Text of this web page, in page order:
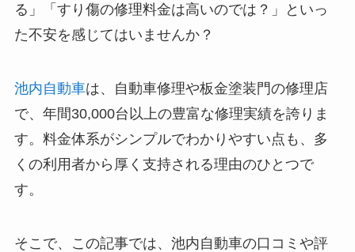
る」「すり傷の修理料金は高いのでは？」といっ
た不安を感じてはいませんか？
池内自動車は、自動車修理や板金塗装門の修理店
で、年間30,000台以上の豊富な修理実績を誇りま
す。料金体系がシンプルでわかりやすい点も、多
くの利用者から厚く支持される理由のひとつで
す。
そこで、この記事では、池内自動車の口コミや評